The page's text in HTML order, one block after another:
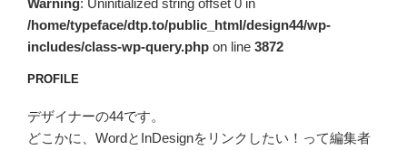
Warning: Uninitialized string offset 0 in
/home/typeface/dtp.to/public_html/design44/wp-
includes/class-wp-query.php on line 3872
PROFILE
デザイナーの44です。
どこかに、WordとInDesignをリンクしたい！って編集者